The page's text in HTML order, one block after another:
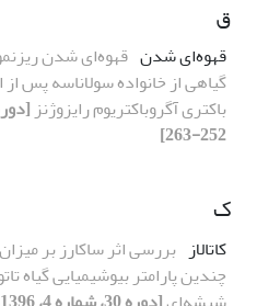
ق
قهوه‌ای شدن قهوه‌ای شدن
گیاهی از خانواده سولاناسه پس
باکتری آگروباکتریوم رایزوژنز
252-263]
ک
کاتالاز بررسی اثر ساکارز بر
چندین پارامتر بیوشیمیایی گیاه